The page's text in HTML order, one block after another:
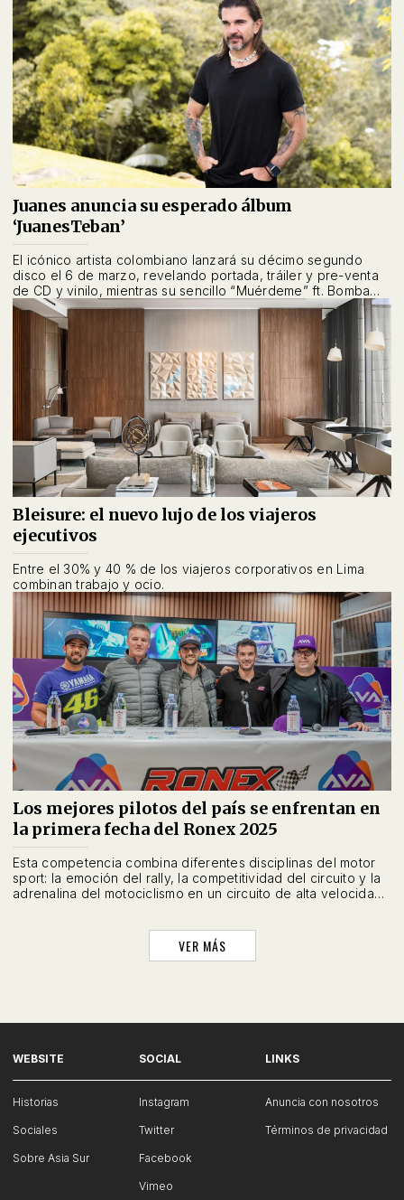
Juanes anuncia su esperado álbum
‘JuanesTeban’
El icónico artista colombiano lanzará su décimo segundo
disco el 6 de marzo, revelando portada, tráiler y pre-venta
de CD y vinilo, mientras su sencillo “Muérdeme” ft. Bomba
Estéreo debuta como la entrada más alta en el Latin Pop
Airplay.
Bleisure: el nuevo lujo de los viajeros
ejecutivos
Entre el 30% y 40 % de los viajeros corporativos en Lima
combinan trabajo y ocio.
Los mejores pilotos del país se enfrentan en
la primera fecha del Ronex 2025
Esta competencia combina diferentes disciplinas del motor
sport: la emoción del rally, la competitividad del circuito y la
adrenalina del motociclismo en un circuito de alta velocidad
VER MÁS
WEBSITE
Historias
Sociales
Sobre Asia Sur
SOCIAL
Instagram
Twitter
Facebook
Vimeo
LINKS
Anuncia con nosotros
Términos de privacidad